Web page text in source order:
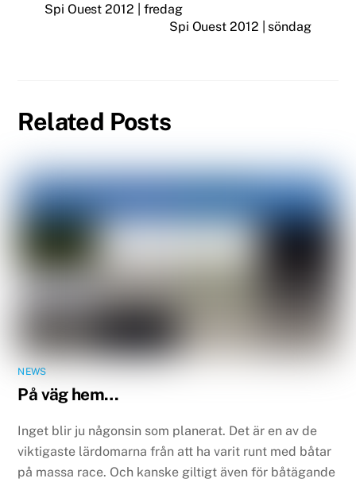
Spi Ouest 2012 | fredag
Spi Ouest 2012 | söndag
Related Posts
NEWS
På väg hem…
Inget blir ju någonsin som planerat. Det är en av de
viktigaste lärdomarna från att ha varit runt med båtar
på massa race. Och kanske giltigt även för båtägande